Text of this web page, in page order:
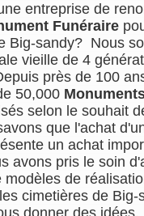
entreprise de
Funéraire
Big-sandy? Nous
vieille de 4
près de 100
50,000
selon le souhait
que l'achat
un achat
avons pris le soin
modèles de
cimetières de Big-
donner des idées.